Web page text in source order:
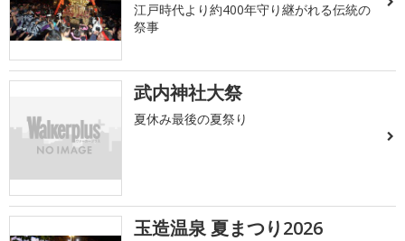
江戸時代より約400年守り継がれる伝統の
祭事
武内神社大祭
夏休み最後の夏祭り
玉造温泉 夏まつり2026